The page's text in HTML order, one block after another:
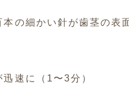
本の細かい針が歯茎の表
速に（1〜3分）